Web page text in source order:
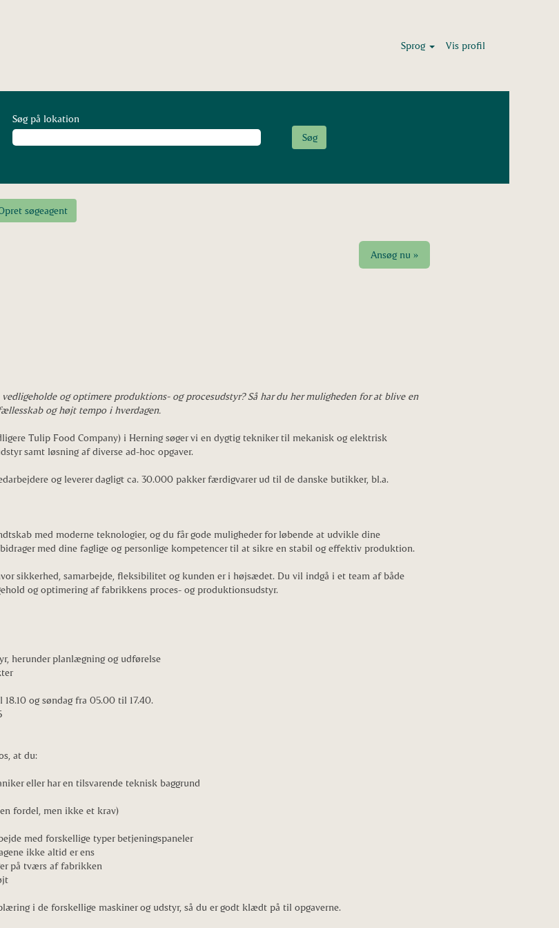
Sprog Vis profil
Søg på lokation
søgeagent
Ansøg nu »
og optimere produktions- og procesudstyr? Så har du her muligheden for at blive en
og højt tempo i hverdagen.
Tulip Food Company) i Herning søger vi en dygtig tekniker til mekanisk og elektrisk
samt løsning af diverse ad-hoc opgaver.
og leverer dagligt ca. 30.000 pakker færdigvarer ud til de danske butikker, bl.a.
med moderne teknologier, og du får gode muligheder for løbende at udvikle dine
med dine faglige og personlige kompetencer til at sikre en stabil og effektiv produktion.
sikkerhed, samarbejde, fleksibilitet og kunden er i højsædet. Du vil indgå i et team af både
og optimering af fabrikkens proces- og produktionsudstyr.
herunder planlægning og udførelse
og søndag fra 05.00 til 17.40.
at du:
eller har en tilsvarende teknisk baggrund
fordel, men ikke et krav)
med forskellige typer betjeningspaneler
ikke altid er ens
på tværs af fabrikken
i de forskellige maskiner og udstyr, så du er godt klædt på til opgaverne.